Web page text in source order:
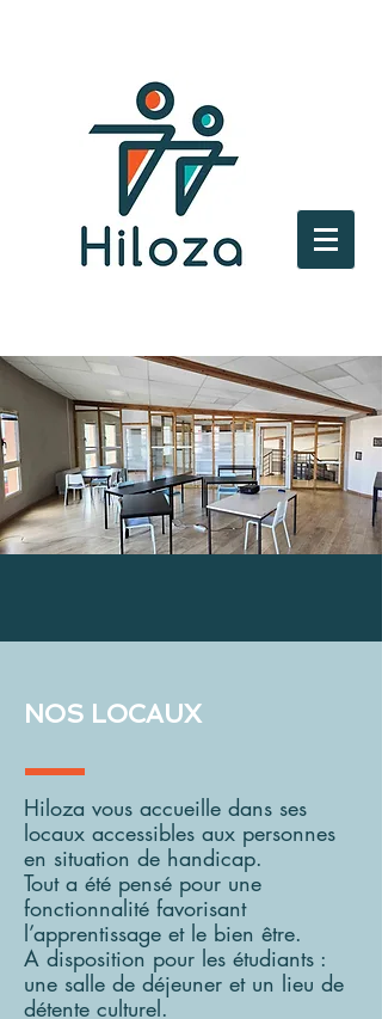
NOS LOCAUX
​Hiloza vous accueille dans ses
locaux accessibles aux personnes
en situation de handicap.
Tout a été pensé pour une
fonctionnalité favorisant
l’apprentissage et le bien être.
A disposition pour les étudiants :
une salle de déjeuner et un lieu de
détente culturel.